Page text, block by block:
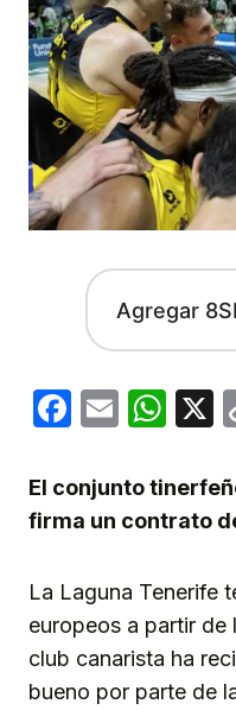
Agregar
Email
El conjunto
firma un contrato
La Laguna Tenerife
europeos a partir de
club canarista ha
bueno por parte de